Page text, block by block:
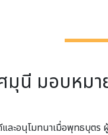
นี มอบหมา
ละอนุโมทนาเมื่อพุทธบุตร